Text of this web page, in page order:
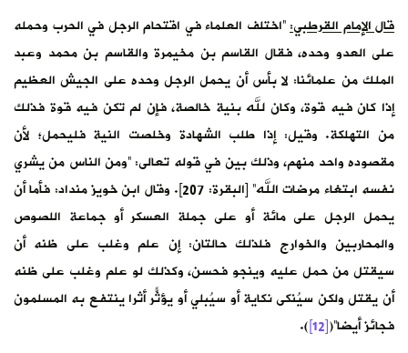
قال الإمام القرطبي:“اختلف العلماء في اقتحام الرجل في الحرب وحمله
على العدو وحده، فقال القاسم بن مخيمرة والقاسم بن محمد وعبد
الملك من علمائنا: لا بأس أن يحمل الرجل وحده على الجيش العظيم
إذا كان فيه قوة، وكان لله بنية خالصة، فإن لم تكن فيه قوة فذلك
من التهلكة. وقيل: إذا طلب الشهادة وخلصت النية فليحمل؛ لأن
مقصوده واحد منهم، وذلك بين في قوله تعالى: “ومن الناس من يشري
نفسه ابتغاء مرضات الله” [البقرة: 207]. وقال ابن خويز منداد: فأما أن
يحمل الرجل على مائة أو على جملة العسكر أو جماعة اللصوص
والمحاربين والخوارج فلذلك حالتان: إن علم وغلب على ظنه أن
سيقتل من حمل عليه وينجو فحسن، وكذلك لو علم وغلب على ظنه
أن يقتل ولكن سيُنكى نكاية أو سيُبلي أو يؤثّر أثرًا ينتفع به المسلمون
فجائز أيضا”([12]
).